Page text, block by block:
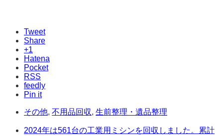
Tweet
Share
+1
Hatena
Pocket
RSS
feedly
Pin it
その他, 不用品回収, 生前整理・遺品整理
2024年は561台の工業用ミシンを回収しました。累計